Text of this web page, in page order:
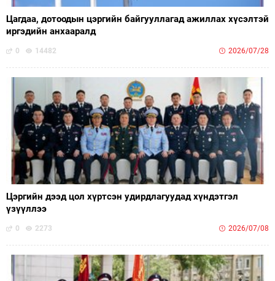
Цагдаа, дотоодын цэргийн байгууллагад ажиллах хүсэлтэй
иргэдийн анхааралд
0 14482 2026/07/28
Цэргийн дээд цол хүртсэн удирдлагуудад хүндэтгэл
үзүүллээ
0 2273 2026/07/08